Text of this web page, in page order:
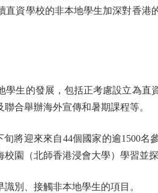
資學校的非本地學生加深對香港
生的發展，包括正考慮設立為直
合舉辦海外宣傳和暑期課程等。
迎來來自44個國家的逾1500名
園（北師香港浸會大學）學習並探
別、接觸非本地學生的項目。